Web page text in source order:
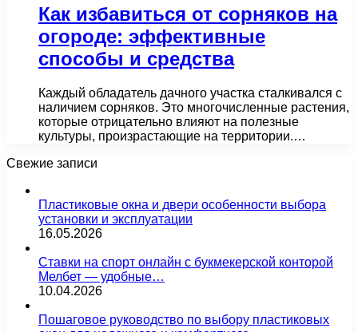
Как избавиться от сорняков на
огороде: эффективные
способы и средства
Каждый обладатель дачного участка сталкивался с
наличием сорняков. Это многочисленные растения,
которые отрицательно влияют на полезные
культуры, произрастающие на территории.…
Свежие записи
Пластиковые окна и двери особенности выбора
установки и эксплуатации
16.05.2026
Ставки на спорт онлайн с букмекерской конторой
Мелбет — удобные…
10.04.2026
Пошаговое руководство по выбору пластиковых